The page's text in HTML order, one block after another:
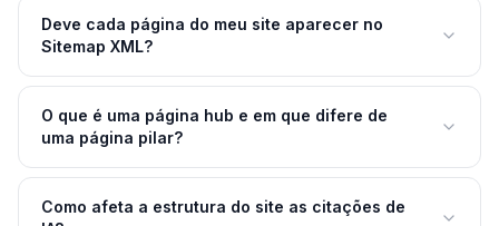
Deve cada página do meu site aparecer no
Sitemap XML?
O que é uma página hub e em que difere de
uma página pilar?
Como afeta a estrutura do site as citações de